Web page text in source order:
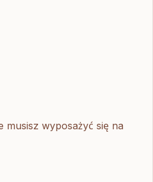
musisz wyposażyć się na